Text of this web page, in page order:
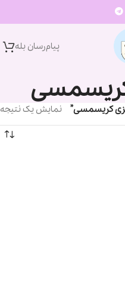
پیام‌رسان‌ بله
کریسمسی” نمایش یک نتیجه